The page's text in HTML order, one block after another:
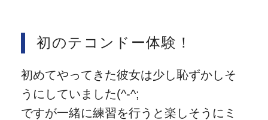
初のテコンドー体験！
初めてやってきた彼女は少し恥ずかしそ
うにしていました(^-^;
ですが一緒に練習を行うと楽しそうにミ